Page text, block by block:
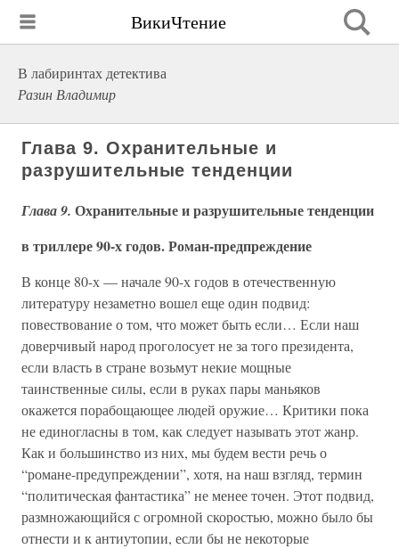
ВикиЧтение
В лабиринтах детектива
Разин Владимир
Глава 9. Охранительные и
разрушительные тенденции
Глава 9. Охранительные и разрушительные тенденции
в триллере 90-х годов. Роман-предпреждение
В конце 80-х — начале 90-х годов в отечественную
литературу незаметно вошел еще один подвид:
повествование о том, что может быть если… Если наш
доверчивый народ проголосует не за того президента,
если власть в стране возьмут некие мощные
таинственные силы, если в руках пары маньяков
окажется порабощающее людей оружие… Критики пока
не единогласны в том, как следует называть этот жанр.
Как и большинство из них, мы будем вести речь о
“романе-предупреждении”, хотя, на наш взгляд, термин
“политическая фантастика” не менее точен. Этот подвид,
размножающийся с огромной скоростью, можно было бы
отнести и к антиутопии, если бы не некоторые